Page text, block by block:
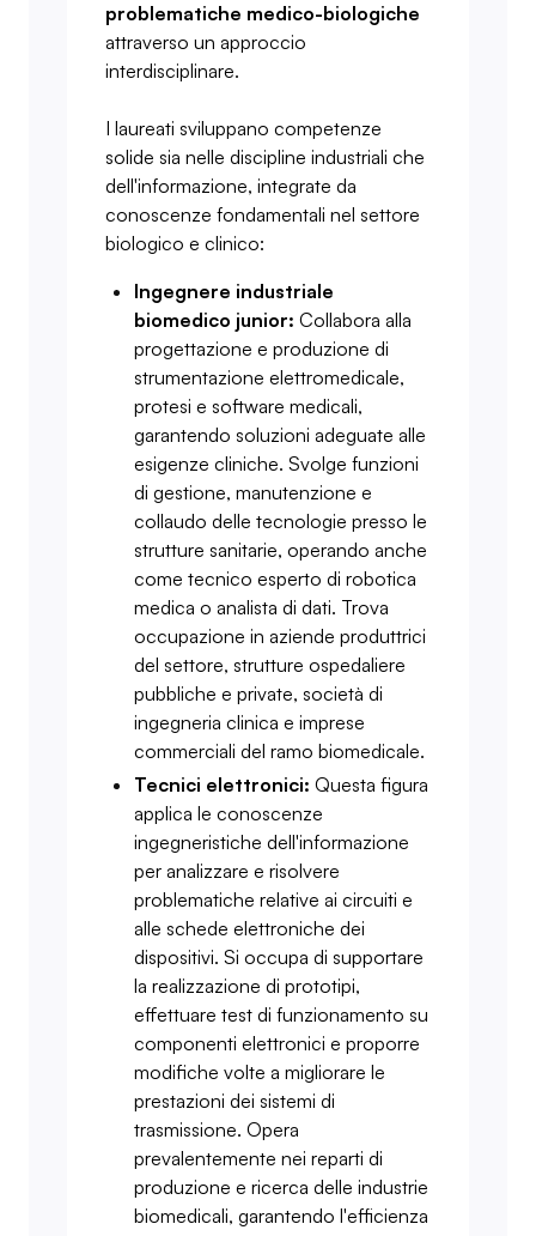
problematiche medico-biologiche
attraverso un approccio
interdisciplinare.
I laureati sviluppano competenze
solide sia nelle discipline industriali che
dell'informazione, integrate da
conoscenze fondamentali nel settore
biologico e clinico:
Ingegnere industriale
biomedico junior: Collabora alla
progettazione e produzione di
strumentazione elettromedicale,
protesi e software medicali,
garantendo soluzioni adeguate alle
esigenze cliniche. Svolge funzioni
di gestione, manutenzione e
collaudo delle tecnologie presso le
strutture sanitarie, operando anche
come tecnico esperto di robotica
medica o analista di dati. Trova
occupazione in aziende produttrici
del settore, strutture ospedaliere
pubbliche e private, società di
ingegneria clinica e imprese
commerciali del ramo biomedicale.
Tecnici elettronici: Questa figura
applica le conoscenze
ingegneristiche dell'informazione
per analizzare e risolvere
problematiche relative ai circuiti e
alle schede elettroniche dei
dispositivi. Si occupa di supportare
la realizzazione di prototipi,
effettuare test di funzionamento su
componenti elettronici e proporre
modifiche volte a migliorare le
prestazioni dei sistemi di
trasmissione. Opera
prevalentemente nei reparti di
produzione e ricerca delle industrie
biomedicali, garantendo l'efficienza